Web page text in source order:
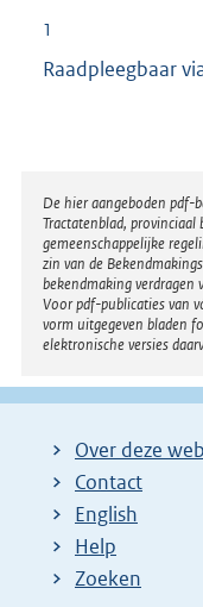
1
Raadpleegbaar
Disclaimer
De hier aangeboden pdf-
Tractatenblad, provinciaal
gemeenschappelijke
zin van de
bekendmaking
Voor pdf-publicaties van
vorm uitgegeven bladen
elektronische versies
Over deze
Contact
English
Help
Zoeken